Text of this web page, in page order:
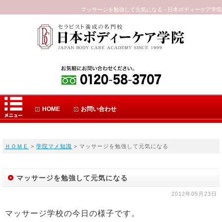
マッサージを勉強して元気になる - 日本ボディーケア学院
HOME お問い合わせ
ＨＯＭＥ > 学院マメ知識 > マッサージを勉強して元気になる
マッサージを勉強して元気になる
2012年05月23日
マッサージ学校の今日の様子です。